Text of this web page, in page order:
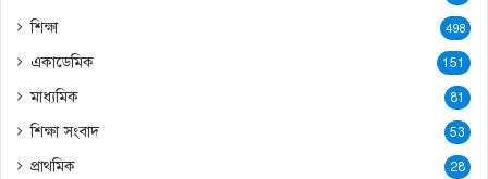
শিক্ষা 498
একাডেমিক 151
মাধ্যমিক 81
শিক্ষা সংবাদ 53
প্রাথমিক 28